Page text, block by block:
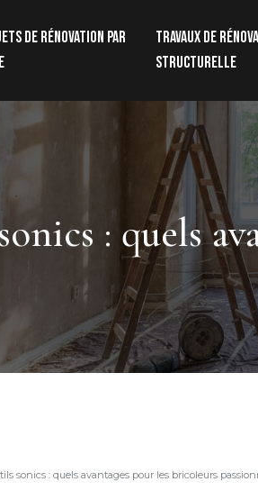
de rénovation par
Travaux de
structurelle
: quels
sonics : quels avantages pour les bricoleurs